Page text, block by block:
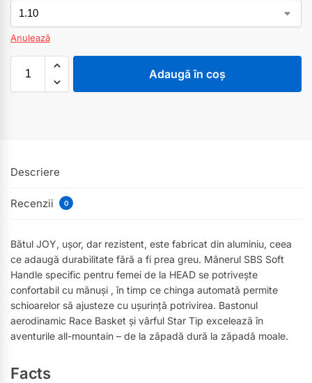
Anulează
Adaugă în coș
Descriere
Recenzii 0
Bătul JOY, ușor, dar rezistent, este fabricat din aluminiu, ceea
ce adaugă durabilitate fără a fi prea greu. Mânerul SBS Soft
Handle specific pentru femei de la HEAD se potrivește
confortabil cu mănuși , în timp ce chinga automată permite
schioarelor să ajusteze cu ușurință potrivirea. Bastonul
aerodinamic Race Basket și vârful Star Tip excelează în
aventurile all-mountain – de la zăpadă dură la zăpadă moale.
Facts